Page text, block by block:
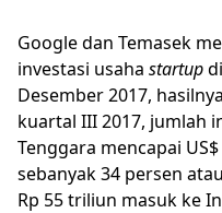
Google dan Temasek
investasi usaha startup
Desember 2017,
kuartal III 2017, jumlah
Tenggara mencapai
sebanyak 34 persen
Rp 55 triliun masuk ke